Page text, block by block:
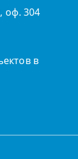
оф. 304
в